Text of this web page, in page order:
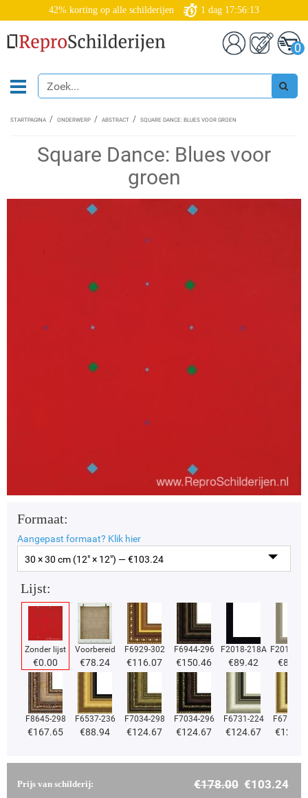
42% korting op alle schilderijen 1 dag 17:56:12
0
STARTPAGINA ONDERWERP ABSTRACT SQUARE DANCE: BLUES VOOR GROEN
Square Dance: Blues voor
groen
Formaat:
Aangepast formaat? Klik hier
30 × 30 cm (12" × 12") — €103.24
Lijst:
Zonder lijst
€0.00
Voorbereid
€78.24
F6929-302
€116.07
F6944-296
€150.46
F2018-218A
€89.42
F2018-
€89.42
F8645-298
€167.65
F6537-236
€88.94
F7034-298
€124.67
F7034-296
€124.67
F6731-224
€124.67
F6731-
€
Prijs van schilderij: €178.00 €103.24